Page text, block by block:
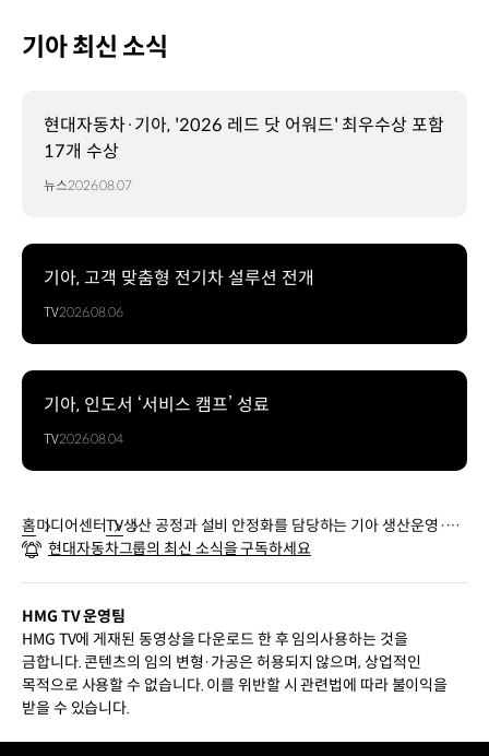
기아 최신 소식
현대자동차·기아, '2026 레드 닷 어워드' 최우수상 포함
17개 수상
뉴스2026.08.07
기아, 고객 맞춤형 전기차 설루션 전개
TV2026.08.06
기아, 인도서 ‘서비스 캠프’ 성료
TV2026.08.04
홈미디어센터TV생산 공정과 설비 안정화를 담당하는 기아 생산운영·공
정기술 직무 | TEAM HMG
현대자동차그룹의 최신 소식을 구독하세요
HMG TV 운영팀
HMG TV에 게재된 동영상을 다운로드 한 후 임의사용하는 것을
금합니다. 콘텐츠의 임의 변형·가공은 허용되지 않으며, 상업적인
목적으로 사용할 수 없습니다. 이를 위반할 시 관련법에 따라 불이익을
받을 수 있습니다.